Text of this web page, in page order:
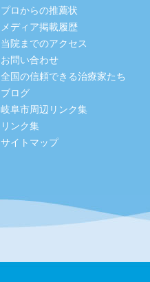
プロからの推薦状
メディア掲載履歴
当院までのアクセス
お問い合わせ
全国の信頼できる治療家たち
ブログ
岐阜市周辺リンク集
リンク集
サイトマップ